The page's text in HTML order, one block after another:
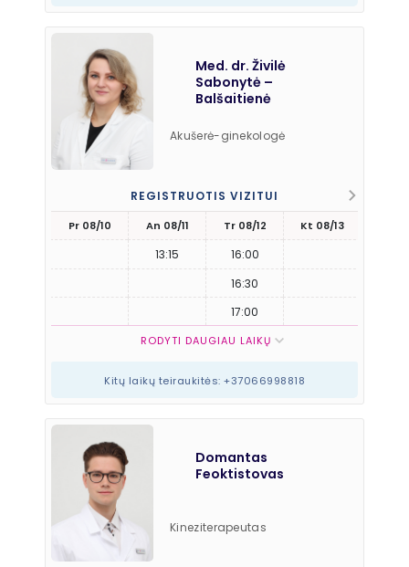
Med. dr. Živilė
Sabonytė –
Balšaitienė
Akušerė-ginekologė
Lietuvių, anglų, rusų
REGISTRUOTIS VIZITUI
Pr 08/10 An 08/11
13:15
Tr 08/12
16:00
16:30
17:00
Kt 08/13
RODYTI DAUGIAU LAIKŲ
Kitų laikų teiraukitės: +37066998818
Domantas
Feoktistovas
Kineziterapeutas